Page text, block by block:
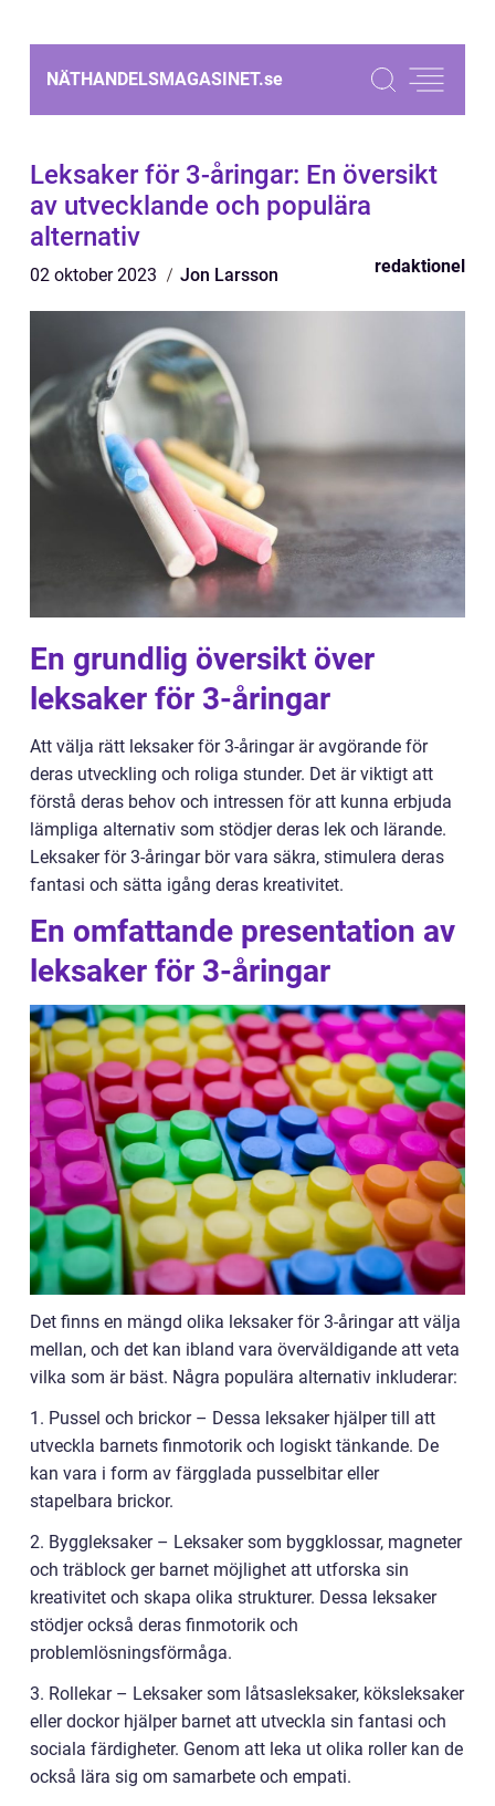
NÄTHANDELSMAGASINET.se
Leksaker för 3-åringar: En översikt
av utvecklande och populära
alternativ
02 oktober 2023 Jon Larsson redaktionel
En grundlig översikt över
leksaker för 3-åringar
Att välja rätt leksaker för 3-åringar är avgörande för
deras utveckling och roliga stunder. Det är viktigt att
förstå deras behov och intressen för att kunna erbjuda
lämpliga alternativ som stödjer deras lek och lärande.
Leksaker för 3-åringar bör vara säkra, stimulera deras
fantasi och sätta igång deras kreativitet.
En omfattande presentation av
leksaker för 3-åringar
Det finns en mängd olika leksaker för 3-åringar att välja
mellan, och det kan ibland vara överväldigande att veta
vilka som är bäst. Några populära alternativ inkluderar:
1. Pussel och brickor – Dessa leksaker hjälper till att
utveckla barnets finmotorik och logiskt tänkande. De
kan vara i form av färgglada pusselbitar eller
stapelbara brickor.
2. Byggleksaker – Leksaker som byggklossar, magneter
och träblock ger barnet möjlighet att utforska sin
kreativitet och skapa olika strukturer. Dessa leksaker
stödjer också deras finmotorik och
problemlösningsförmåga.
3. Rollekar – Leksaker som låtsasleksaker, köksleksaker
eller dockor hjälper barnet att utveckla sin fantasi och
sociala färdigheter. Genom att leka ut olika roller kan de
också lära sig om samarbete och empati.